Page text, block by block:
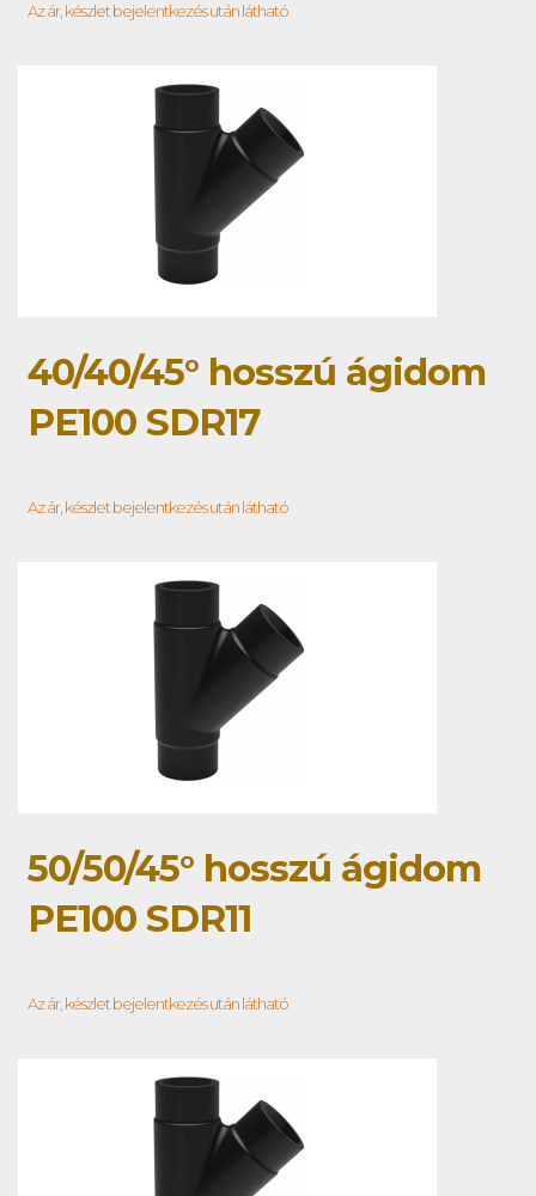
Az ár, készlet bejelentkezés után látható
40/40/45° hosszú ágidom
PE100 SDR17
Az ár, készlet bejelentkezés után látható
50/50/45° hosszú ágidom
PE100 SDR11
Az ár, készlet bejelentkezés után látható